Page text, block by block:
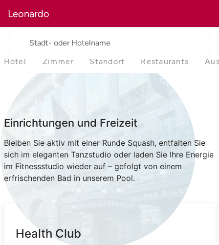
Leonardo
Stadt- oder Hotelname
Hotel Zimmer Standort Restaurants
Einrichtungen und Freizeit
Bleiben Sie aktiv mit einer Runde Squash, entfalten Sie
sich im eleganten Tanzstudio oder laden Sie Ihre Energie
im Fitnessstudio wieder auf – gefolgt von einem
erfrischenden Bad in unserem Pool.
Health Club